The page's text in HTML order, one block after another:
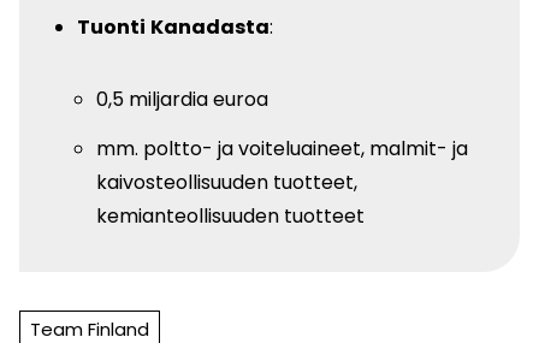
Tuonti Kanadasta:
0,5 miljardia euroa
mm. poltto- ja voiteluaineet, malmit- ja
kaivosteollisuuden tuotteet,
kemianteollisuuden tuotteet
Team Finland